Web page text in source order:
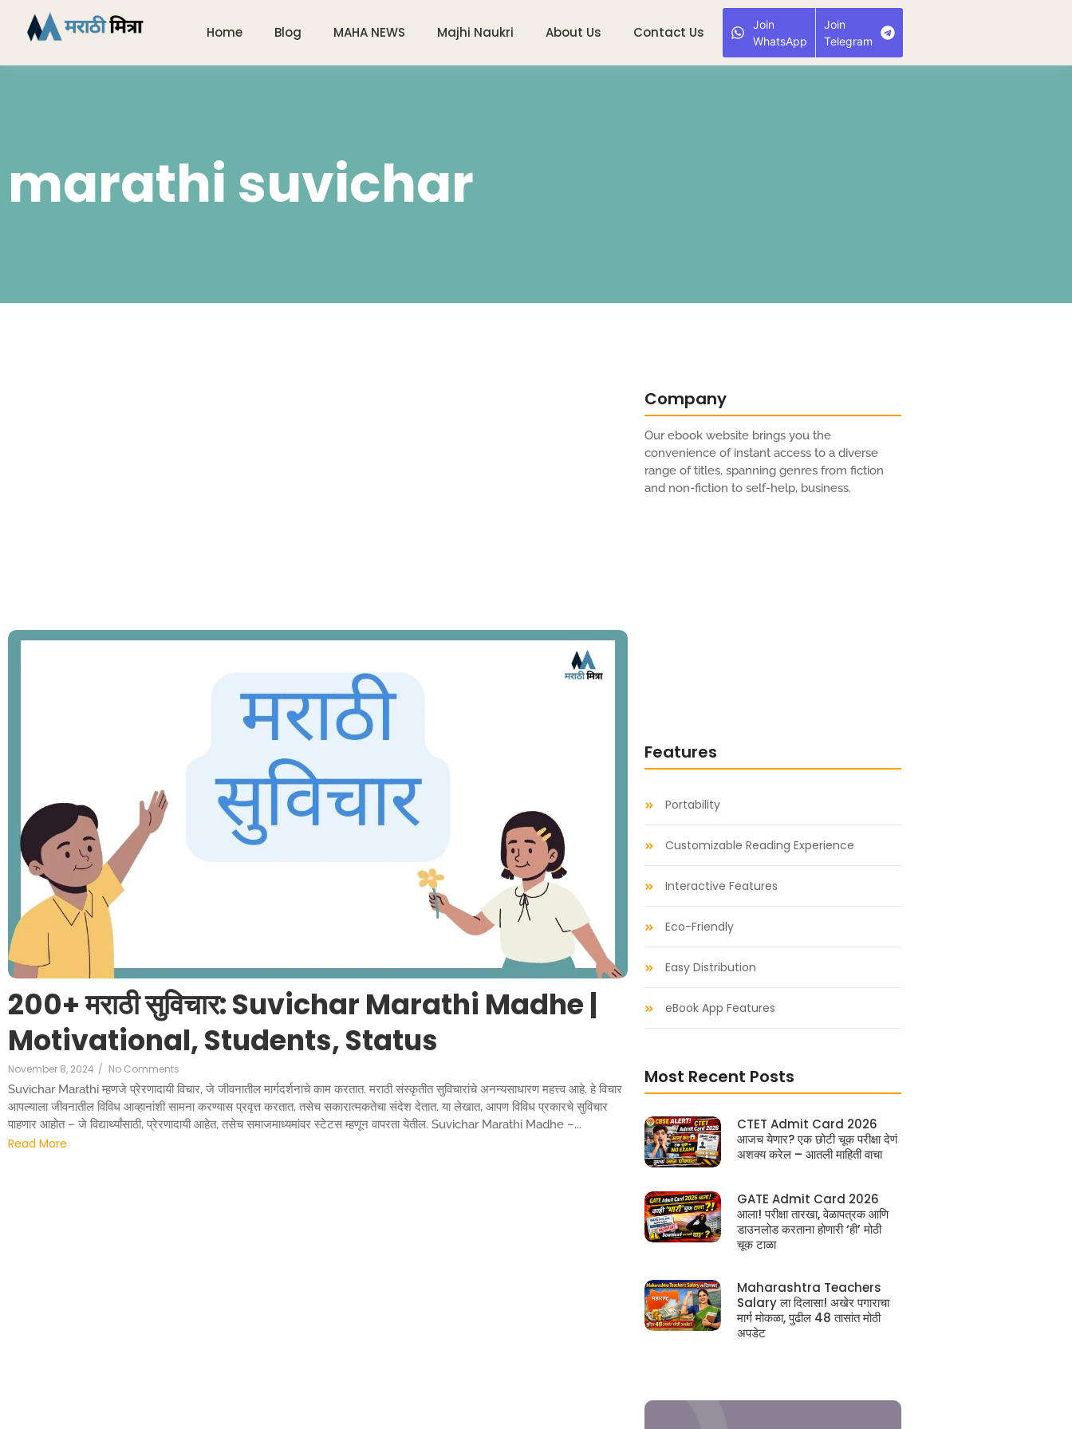
Home Blog MAHA NEWS Majhi Naukri About Us Contact Us
Join
WhatsApp
Join
Telegram
marathi suvichar
200+ मराठी सुविचार: Suvichar Marathi Madhe |
Motivational, Students, Status
November 8, 2024 / No Comments
Suvichar Marathi म्हणजे प्रेरणादायी विचार, जे जीवनातील मार्गदर्शनाचे काम करतात. मराठी संस्कृतीत सुविचारांचे अनन्यसाधारण महत्त्व आहे. हे विचार
आपल्याला जीवनातील विविध आव्हानांशी सामना करण्यास प्रवृत्त करतात, तसेच सकारात्मकतेचा संदेश देतात. या लेखात, आपण विविध प्रकारचे सुविचार
पाहणार आहोत – जे विद्यार्थ्यांसाठी, प्रेरणादायी आहेत, तसेच समाजमाध्यमांवर स्टेटस म्हणून वापरता येतील. Suvichar Marathi Madhe –...
Read More
Company
Our ebook website brings you the
convenience of instant access to a diverse
range of titles, spanning genres from fiction
and non-fiction to self-help, business.
Features
Portability
Customizable Reading Experience
Interactive Features
Eco-Friendly
Easy Distribution
eBook App Features
Most Recent Posts
CTET Admit Card 2026
आजच येणार? एक छोटी चूक परीक्षा देणं
अशक्य करेल – आतली माहिती वाचा
GATE Admit Card 2026
आला! परीक्षा तारखा, वेळापत्रक आणि
डाउनलोड करताना होणारी ‘ही’ मोठी
चूक टाळा
Maharashtra Teachers
Salary ला दिलासा! अखेर पगाराचा
मार्ग मोकळा, पुढील 48 तासांत मोठी
अपडेट